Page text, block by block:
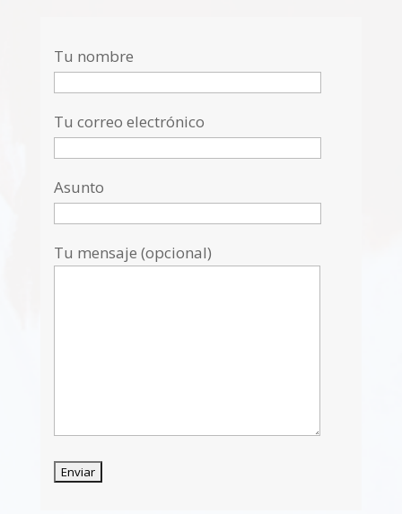
Tu nombre
Tu correo electrónico
Asunto
Tu mensaje (opcional)